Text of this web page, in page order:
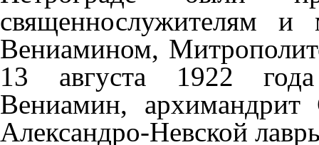
священнослужителям
Вениамином,
13 августа 1922 года
Вениамин,
Александро-Невской